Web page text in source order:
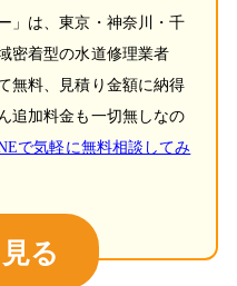
」は、東京・神奈川・千
密着型の水道修理業者
無料、見積り金額に納得
追加料金も一切無しなの
で気軽に無料相談してみ
る